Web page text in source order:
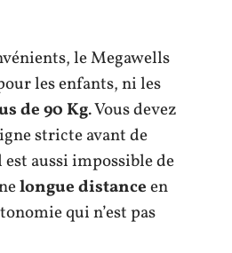
le Megawells
les enfants, ni les
de 90 Kg. Vous devez
stricte avant de
aussi impossible de
longue distanceen
qui n’est pas